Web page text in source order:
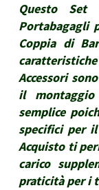
Questo
Portabagagli
Coppia di
Accessori
il
semplice
specifici per il
Acquisto ti
carico
praticità per i